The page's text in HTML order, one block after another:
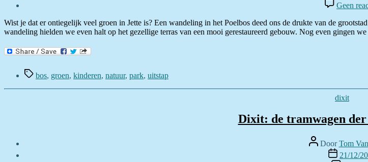
Geen
Wist je dat er ontiegelijk veel groen in Jette is? Een wandeling in het Poelbos deed ons de drukte van de
wandeling hielden we even halt op het gezellige terras van een mooi gerestaureerd gebouw. Nog even gingen
Tagsbos, groen, kinderen, natuur, park, uitstap
dixit
Dixit: de tramwagen
Berichtauteur
DoorTom
21/12/